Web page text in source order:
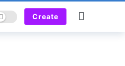
mode Create